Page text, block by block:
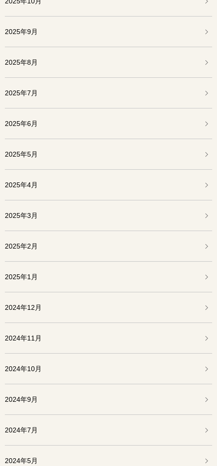
2025年9月
2025年8月
2025年7月
2025年6月
2025年5月
2025年4月
2025年3月
2025年2月
2025年1月
2024年12月
2024年11月
2024年10月
2024年9月
2024年7月
2024年5月